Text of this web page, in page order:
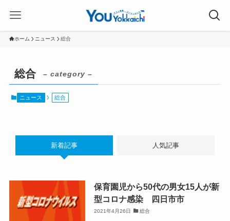
ホーム ニュース 総合
総合 – category –
ニュース 総合
新着記事 人気記事
保育園児から50代の男女15人が新
型コロナ感染 四日市市
2021年4月26日 総合